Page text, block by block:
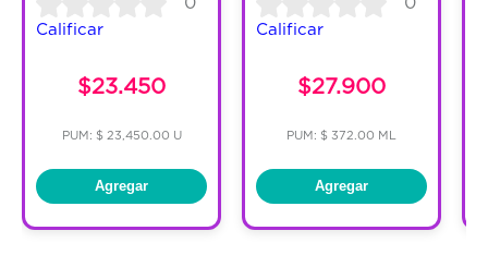
Calificar
$23.450
PUM: $ 23,450.00 U
Agregar
Calificar
$27.900
PUM: $ 372.00 ML
Agregar